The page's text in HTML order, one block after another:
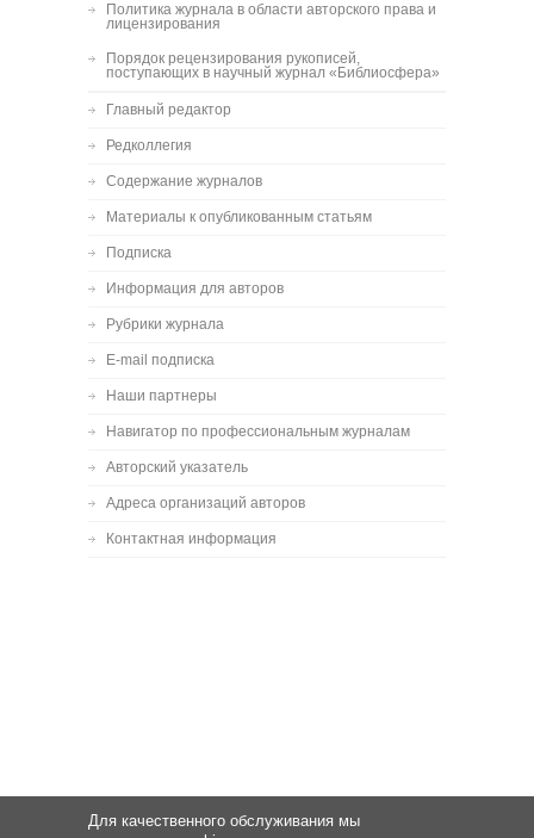
Политика журнала в области авторского права и
лицензирования
Порядок рецензирования рукописей,
поступающих в научный журнал «Библиосфера»
Главный редактор
Редколлегия
Содержание журналов
Материалы к опубликованным статьям
Подписка
Информация для авторов
Рубрики журнала
E-mail подписка
Наши партнеры
Навигатор по профессиональным журналам
Авторский указатель
Адреса организаций авторов
Контактная информация
Для качественного обслуживания мы